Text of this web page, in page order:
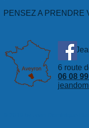
PENSEZ A PRENDRE
Jean-
6 route
06 08